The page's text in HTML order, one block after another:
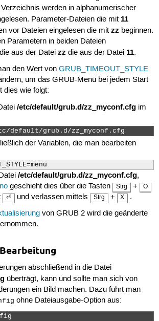
werden in alphanumerischer
Parameter-Dateien die mit 11
vor Dateien eingelesen die mitzz beginnen.
Parametern in beiden Dateien
aus der Dateizz die aus der Datei 11.
den Wert von GRUB_TIMEOUT_STYLE
um das GRUB-Menü bei jedem Start
dies wie folgt:
/etc/default/grub.d/zz_myconf.cfg im
default/grub.d/zz_myconf.cfg
der Variablen, die man bearbeiten
/etc/default/grub.d/zz_myconf.cfg,
geschieht dies über die Tasten Strg + O
⏎ und verlassen mittels Strg + X
.
von GRUB 2 wird die geänderte
abschließend in die Datei
überträgt, kann und sollte man sich von
ein Bild machen. Dazu führt man
ohne Dateiausgabe-Option aus: